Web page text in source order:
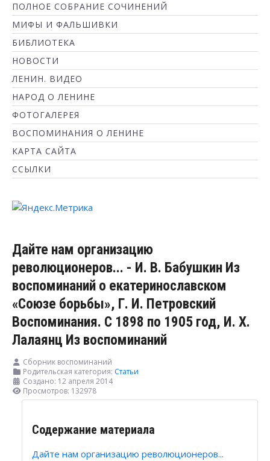
ПОЛНОЕ СОБРАНИЕ СОЧИНЕНИЙ
МИФЫ И ФАЛЬШИВКИ
БИБЛИОТЕКА
НОВОСТИ
ЛЕНИН. ВИДЕО
НАРОД О ЛЕНИНЕ
ФОТОГАЛЕРЕЯ
ВОСПОМИНАНИЯ О ЛЕНИНЕ
КАРТА САЙТА
ССЫЛКИ
Дайте нам организацию
революционеров... - И. В. Бабушкин Из
воспоминаний о екатеринославском
«Союзе борьбы», Г. И. Петровский
Воспоминания. С 1898 по 1905 год, И. X.
Лалаянц Из воспоминаний
Сборник воспоминаний
Родительская категория: Статьи
Создано: 12 апреля 2014
Просмотров: 132978
Содержание материала
Дайте нам организацию революционеров...